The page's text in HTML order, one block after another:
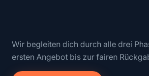
Wir begleiten dich durch alle drei
ersten Angebot bis zur fairen